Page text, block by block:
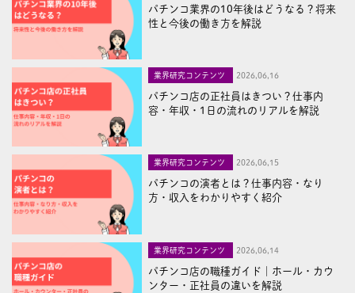
パチンコ業界の10年後はどうなる？将来
性と今後の働き方を解説
業界研究コンテンツ 2026,06,16
パチンコ店の正社員はきつい？仕事内
容・年収・1日の流れのリアルを解説
業界研究コンテンツ 2026,06,15
パチンコの演者とは？仕事内容・なり
方・収入をわかりやすく紹介
業界研究コンテンツ 2026,06,14
パチンコ店の職種ガイド｜ホール・カウ
ンター・正社員の違いを解説